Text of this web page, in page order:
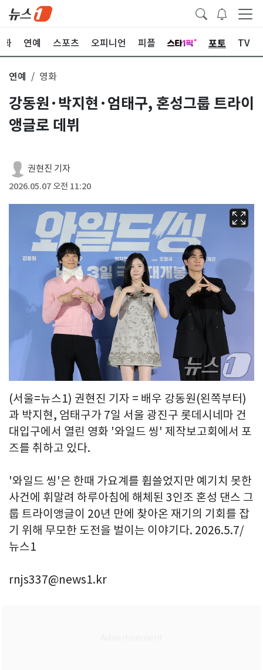
화 연예 스포츠 오피니언 피플 포토 TV
연예 영화
강동원·박지현·엄태구, 혼성그룹 트라이
앵글로 데뷔
권현진 기자
2026.05.07 오전 11:20
(서울=뉴스1) 권현진 기자 = 배우 강동원(왼쪽부터)
과 박지현, 엄태구가 7일 서울 광진구 롯데시네마 건
대입구에서 열린 영화 '와일드 씽' 제작보고회에서 포
즈를 취하고 있다.
'와일드 씽'은 한때 가요계를 휩쓸었지만 예기치 못한
사건에 휘말려 하루아침에 해체된 3인조 혼성 댄스 그
룹 트라이앵글이 20년 만에 찾아온 재기의 기회를 잡
기 위해 무모한 도전을 벌이는 이야기다. 2026.5.7/
뉴스1
rnjs337@news1.kr